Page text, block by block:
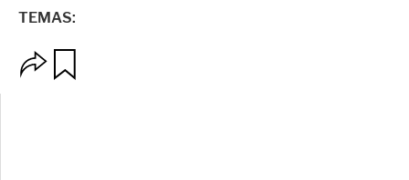
TEMAS:
p